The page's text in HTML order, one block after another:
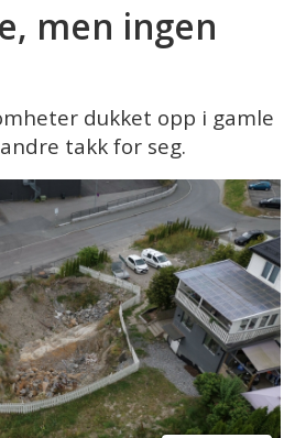
men ingen
dukket opp i gamle
takk for seg.